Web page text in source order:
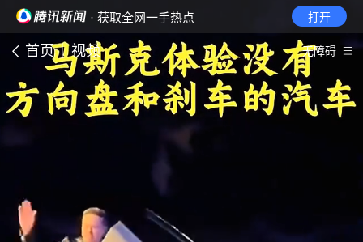
· 获取全网一手热点 打开
首页 视频 无障碍